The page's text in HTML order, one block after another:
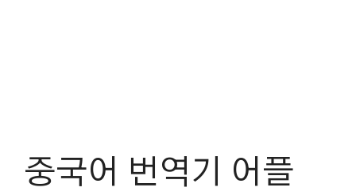
중국어 번역기 어플